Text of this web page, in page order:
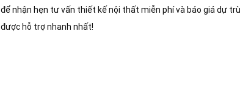
để nhận hẹn tư vấn thiết kế nội thất miễn phí và báo giá dự
được hỗ trợ nhanh nhất!